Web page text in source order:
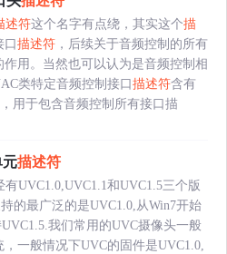
述符这个名字有点绕，其实这个描
描述符 ，后续关于音频控制的所有
作用。当然也可以认为是音频控制相
类特定音频控制接口 描述符含有
用于包含音频控制所有接口描
元描述符
UVC1.0,UVC1.1和UVC1.5三个版
的最广泛的是UVC1.0,从Win7开始
我们常用的UVC摄像头一般
一般情况下UVC的固件是UVC1.0,